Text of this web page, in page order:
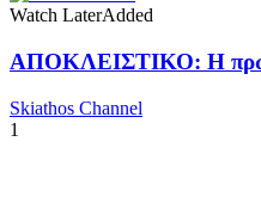
Watch LaterAdded
ΑΠΟΚΛΕΙΣΤΙΚΟ: Η
Skiathos Channel
1